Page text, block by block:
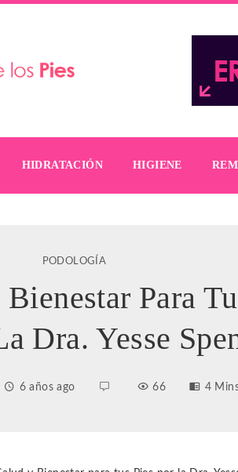
HIDRATACIÓN HIGIENE
PODOLOGÍA
Para
Dra. Yesse
6 años ago 66 4